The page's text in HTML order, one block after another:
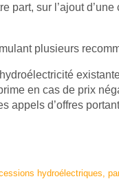
sur l’ajout d’une
plusieurs
en cas de prix
appels d’offres
hydroélectriques,